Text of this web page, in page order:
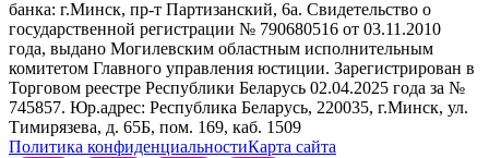
info@krasabel.by
Офис: г. Минск, ул. Тимирязева 65Б, офис 1509
Склад: г. Минск, ул. Домбровская, 15
банка: г.Минск, пр-т Партизанский, 6а. Свидетельство о
государственной регистрации № 790680516 от 03.11.2010
года, выдано Могилевским областным исполнительным
комитетом Главного управления юстиции. Зарегистрирован в
Торговом реестре Республики Беларусь 02.04.2025 года за №
745857. Юр.адрес: Республика Беларусь, 220035, г.Минск, ул.
Тимирязева, д. 65Б, пом. 169, каб. 1509
Политика конфиденциальностиКарта сайта